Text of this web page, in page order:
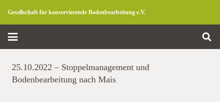
Gesellschaft für konservierende Bodenbearbeitung e.V.
25.10.2022 – Stoppelmanagement und
Bodenbearbeitung nach Mais